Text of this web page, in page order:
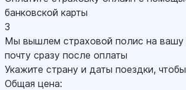
банковской карты
3
Мы вышлем страховой полис на вашу
почту сразу после оплаты
Укажите страну и даты поездки,
Общая цена: